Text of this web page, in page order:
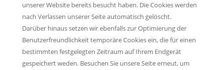
unserer Website bereits besucht haben. Die Cookies werden
nach Verlassen unserer Seite automatisch gelöscht.
Darüber hinaus setzen wir ebenfalls zur Optimierung der
Benutzerfreundlichkeit temporäre Cookies ein, die für einen
bestimmten festgelegten Zeitraum auf Ihrem Endgerät
gespeichert weden. Besuchen Sie unsere Seite erneut, um